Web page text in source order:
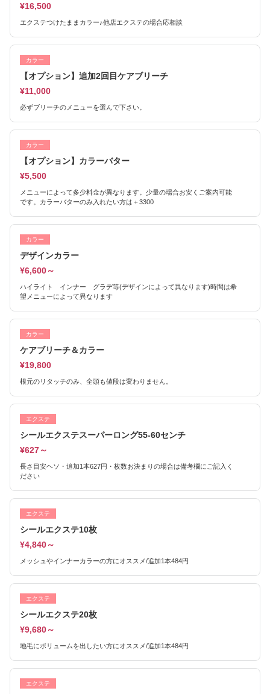
¥16,500
エクステつけたままカラー♪他店エクステの場合応相談
カラー
【オプション】追加2回目ケアブリーチ
¥11,000
必ずブリーチのメニューを選んで下さい。
カラー
【オプション】カラーバター
¥5,500
メニューによって多少料金が異なります。少量の場合お安くご案内可能
です。カラーバターのみ入れたい方は＋3300
カラー
デザインカラー
¥6,600～
ハイライト インナー グラデ等(デザインによって異なります)時間は希
望メニューによって異なります
カラー
ケアブリーチ＆カラー
¥19,800
根元のリタッチのみ、全頭も値段は変わりません。
エクステ
シールエクステスーパーロング55-60センチ
¥627～
長さ目安ヘソ・追加1本627円・枚数お決まりの場合は備考欄にご記入く
ださい
エクステ
シールエクステ10枚
¥4,840～
メッシュやインナーカラーの方にオススメ/追加1本484円
エクステ
シールエクステ20枚
¥9,680～
地毛にボリュームを出したい方にオススメ/追加1本484円
エクステ